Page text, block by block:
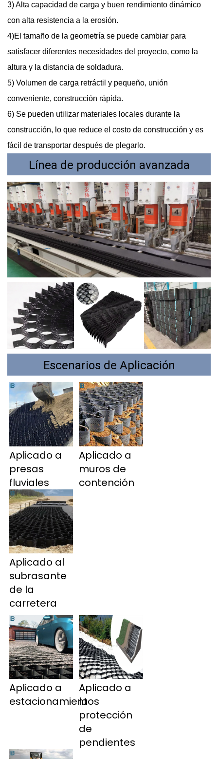
3) Alta capacidad de carga y buen rendimiento dinámico
con alta resistencia a la erosión.
4)El tamaño de la geometría se puede cambiar para
satisfacer diferentes necesidades del proyecto, como la
altura y la distancia de soldadura.
5) Volumen de carga retráctil y pequeño, unión
conveniente, construcción rápida.
6) Se pueden utilizar materiales locales durante la
construcción, lo que reduce el costo de construcción y es
fácil de transportar después de plegarlo.
Línea de producción avanzada
Escenarios de Aplicación
Aplicado a
presas
fluviales
Aplicado a
muros de
contención
Aplicado al
subrasante
de la
carretera
Aplicado a
Aplicado a
la
protección
de
pendientes